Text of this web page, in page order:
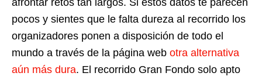
afrontar retos tan largos. Si estos datos te parecen
pocos y sientes que le falta dureza al recorrido los
organizadores ponen a disposición de todo el
mundo a través de la página web otra alternativa
aún más dura. El recorrido Gran Fondo solo apto